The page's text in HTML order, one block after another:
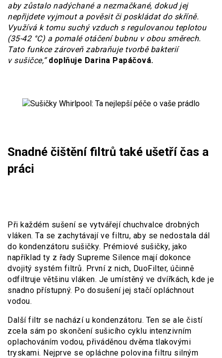
aby zůstalo nadýchané a nezmačkané, dokud jej
nepřijdete vyjmout a pověsit či poskládat do skříně.
Využívá k tomu suchý vzduch s regulovanou teplotou
(35-42 °C) a pomalé otáčení bubnu v obou směrech.
Tato funkce zároveň zabraňuje tvorbě bakterií
v sušičce,“ doplňuje Darina Papáčová.
Snadné čištění filtrů také ušetří čas a
práci
Při každém sušení se vytvářejí chuchvalce drobných
vláken. Ta se zachytávají ve filtru, aby se nedostala dál
do kondenzátoru sušičky. Prémiové sušičky, jako
například ty z řady Supreme Silence mají dokonce
dvojitý systém filtrů. První z nich, DuoFilter, účinně
odfiltruje většinu vláken. Je umístěný ve dvířkách, kde je
snadno přístupný. Po dosušení jej stačí opláchnout
vodou.
Další filtr se nachází u kondenzátoru. Ten se ale čistí
zcela sám po skončení sušicího cyklu intenzivním
oplachováním vodou, přiváděnou dvěma tlakovými
tryskami. Nejprve se opláchne polovina filtru silným